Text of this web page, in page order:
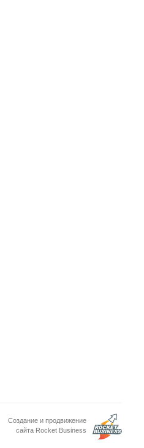
Создание и продвижение
сайта Rocket Business